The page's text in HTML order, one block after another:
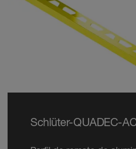
Schlüter-QUADEC-